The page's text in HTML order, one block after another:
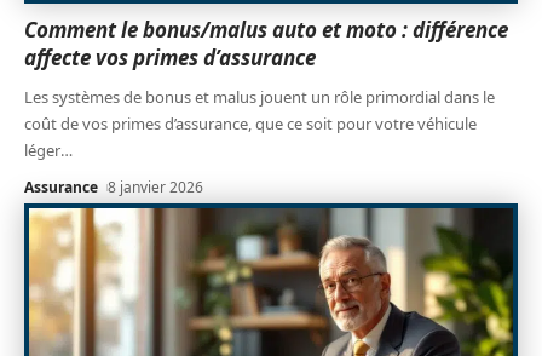
Comment le bonus/malus auto et moto : différence
affecte vos primes d’assurance
Les systèmes de bonus et malus jouent un rôle primordial dans le
coût de vos primes d’assurance, que ce soit pour votre véhicule
léger…
Assurance 8 janvier 2026